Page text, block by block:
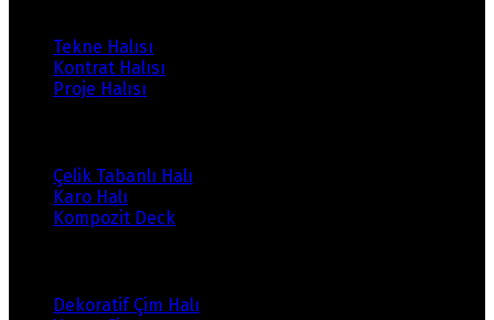
Tekne Halısı
Kontrat Halısı
Proje Halısı
Çelik Tabanlı Halı
Karo Halı
Kompozit Deck
Dekoratif Çim Halı